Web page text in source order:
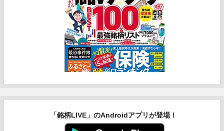
「銘柄LIVE」のAndroidアプリが登場！